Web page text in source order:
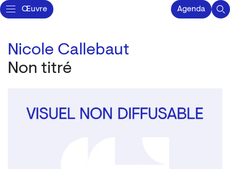
Œuvre Agenda
Nicole Callebaut
Non titré